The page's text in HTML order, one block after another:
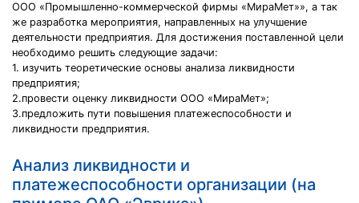
ООО «Промышленно-коммерческой фирмы «МираМет»», а так
же разработка мероприятия, направленных на улучшение
деятельности предприятия. Для достижения поставленной цели
необходимо решить следующие задачи:
1. изучить теоретические основы анализа ликвидности
предприятия;
2.провести оценку ликвидности ООО «МираМет»;
3.предложить пути повышения платежеспособности и
ликвидности предприятия.
Анализ ликвидности и
платежеспособности организации (на